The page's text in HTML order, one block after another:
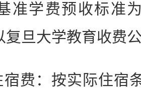
准学费预收标准
复旦大学教育收费
：按实际住宿